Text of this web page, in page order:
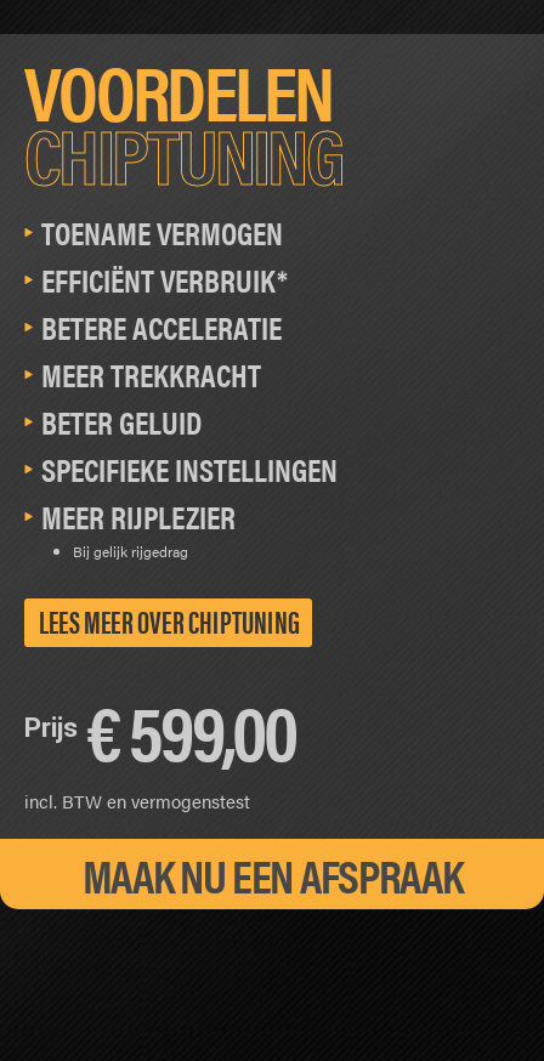
VOORDELEN
CHIPTUNING
TOENAME VERMOGEN
EFFICIËNT VERBRUIK*
BETERE ACCELERATIE
MEER TREKKRACHT
BETER GELUID
SPECIFIEKE INSTELLINGEN
MEER RIJPLEZIER
Bij gelijk rijgedrag
LEES MEER OVER CHIPTUNING
Prijs €599,00
incl. BTW en vermogenstest
MAAK NU EEN AFSPRAAK